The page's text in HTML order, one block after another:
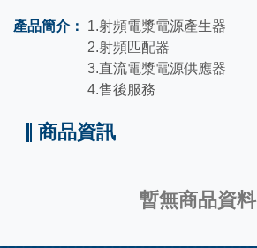
產品簡介：
1.射頻電漿電源產生器
2.射頻匹配器
3.直流電漿電源供應器
4.售後服務
商品資訊
暫無商品資料